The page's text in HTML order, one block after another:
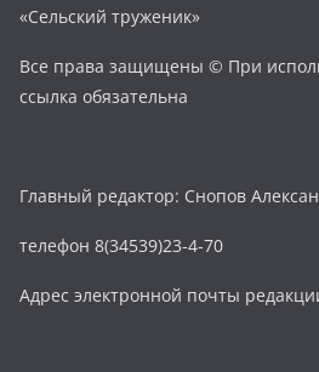
«Сельский труженик»
Все права защищены © При
ссылка обязательна
Главный редактор: Снопов
телефон 8(34539)23-4-70
Адрес электронной почты